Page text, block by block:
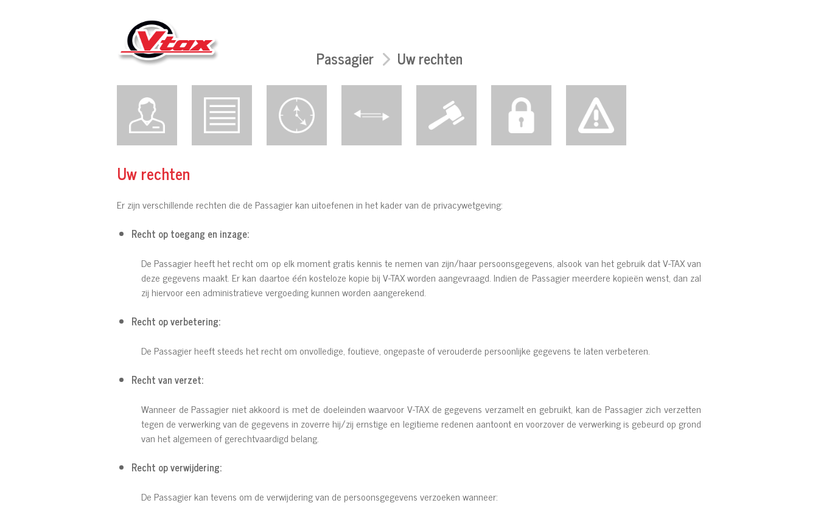
Passagier Uw rechten
Uw rechten
Er zijn verschillende rechten die de Passagier kan uitoefenen in het kader van de privacywetgeving:
Recht op toegang en inzage:
De Passagier heeft het recht om op elk moment gratis kennis te nemen van zijn/haar persoonsgegevens, alsook van het gebruik dat V-TAX van
deze gegevens maakt. Er kan daartoe één kosteloze kopie bij V-TAX worden aangevraagd. Indien de Passagier meerdere kopieën wenst, dan zal
zij hiervoor een administratieve vergoeding kunnen worden aangerekend.
Recht op verbetering:
De Passagier heeft steeds het recht om onvolledige, foutieve, ongepaste of verouderde persoonlijke gegevens te laten verbeteren.
Recht van verzet:
Wanneer de Passagier niet akkoord is met de doeleinden waarvoor V-TAX de gegevens verzamelt en gebruikt, kan de Passagier zich verzetten
tegen de verwerking van de gegevens in zoverre hij/zij ernstige en legitieme redenen aantoont en voorzover de verwerking is gebeurd op grond
van het algemeen of gerechtvaardigd belang.
Recht op verwijdering:
De Passagier kan tevens om de verwijdering van de persoonsgegevens verzoeken wanneer: